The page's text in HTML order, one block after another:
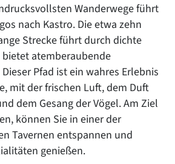
Wanderwege führt
nach Kastro. Die etwa zehn
Strecke führt durch dichte
atemberaubende
Pfad ist ein wahres Erlebnis
mit der frischen Luft, dem Duft
dem Gesang der Vögel. Am Ziel
können Sie in einer der
Tavernen entspannen und
genießen.